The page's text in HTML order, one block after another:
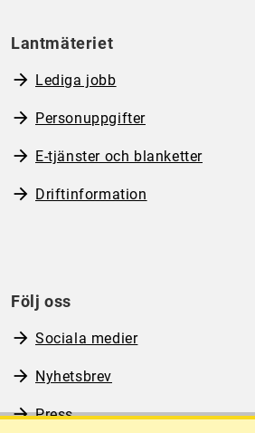
Lantmäteriet
Lediga jobb
Personuppgifter
E-tjänster och blanketter
Driftinformation
Följ oss
Sociala medier
Nyhetsbrev
Press